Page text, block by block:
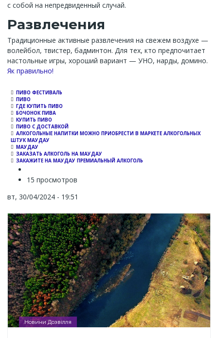
с собой на непредвиденный случай.
Развлечения
Традиционные активные развлечения на свежем воздухе —
волейбол, твистер, бадминтон. Для тех, кто предпочитает
настольные игры, хороший вариант — УНО, нарды, домино.
Channel
Як правильно!
ПИВО ФЕСТИВАЛЬ
ПИВО
ГДЕ КУПИТЬ ПИВО
БОЧОНОК ПИВА
КУПИТЬ ПИВО
ПИВО С ДОСТАВКОЙ
АЛКОГОЛЬНЫЕ НАПИТКИ МОЖНО ПРИОБРЕСТИ В МАРКЕТЕ АЛКОГОЛЬНЫХ
ШТУК МАУДАУ
МАУДАУ
ЗАКАЗАТЬ АЛКОГОЛЬ НА МАУДАУ
ЗАКАЖИТЕ НА МАУДАУ ПРЕМИАЛЬНЫЙ АЛКОГОЛЬ
15 просмотров
вт, 30/04/2024 - 19:51
Новини Дозвілля